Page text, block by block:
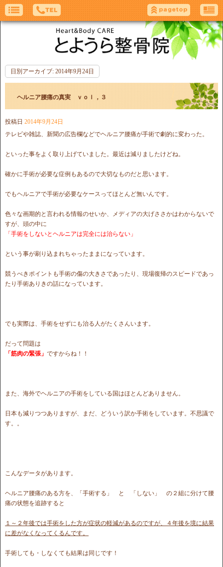
日別アーカイブ: 2014年9月24日
ヘルニア腰痛の真実 ｖｏｌ，３
投稿日 2014年9月24日
テレビや雑誌、新聞の広告欄などでヘルニア腰痛が手術で劇的に変わった。
といった事をよく取り上げていました。最近は減りましたけどね。
確かに手術が必要な症例もあるので大切なものだと思います。
でもヘルニアで手術が必要なケースってほとんど無いんです。
色々な画期的と言われる情報のせいか、メディアの大げささかはわからないで
すが、頭の中に
「手術をしないとヘルニアは完全には治らない」
という事が刷り込まれちゃったままになっています。
競うべきポイントも手術の傷の大きさであったり、現場復帰のスピードであっ
たり手術ありきの話になっています。
でも実際は、手術をせずにも治る人がたくさんいます。
だって問題は
「筋肉の緊張」 ですからね！！
また、海外でヘルニアの手術をしている国はほとんどありません。
日本も減りつつありますが、まだ、どういう訳か手術をしています。不思議で
す。。
こんなデータがあります。
ヘルニア腰痛のある方を、「手術する」 と 「しない」 の２組に分けて腰
痛の状態を追跡すると
１～２年後では手術をした方が症状の軽減があるのですが、４年後を境に結果
に差がなくなってくるんです。
手術しても・しなくても結果は同じです！